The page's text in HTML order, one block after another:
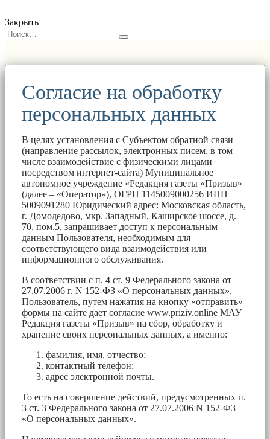
Закрыть
Согласие на обработку
персональных данных
В целях установления с Субъектом обратной связи
(направление рассылок, электронных писем, в том
числе взаимодействие с физическими лицами
посредством интернет-сайта) Муниципальное
автономное учреждение «Редакция газеты «Призыв»
(далее – «Оператор»), ОГРН 1145009000256 ИНН
5009091280 Юридический адрес: Московская область,
г. Домодедово, мкр. Западный, Каширское шоссе, д.
70, пом.5, запрашивает доступ к персональным
данным Пользователя, необходимым для
соответствующего вида взаимодействия или
информационного обслуживания.
В соответствии с п. 4 ст. 9 Федерального закона от
27.07.2006 г. N 152-ФЗ «О персональных данных»,
Пользователь, путем нажатия на кнопку «отправить»
формы на сайте дает согласие www.priziv.online МАУ
Редакция газеты «Призыв» на сбор, обработку и
хранение своих персональных данных, а именно:
фамилия, имя, отчество;
контактный телефон;
адрес электронной почты.
То есть на совершение действий, предусмотренных п.
3 ст. 3 Федерального закона от 27.07.2006 N 152-ФЗ
«О персональных данных».